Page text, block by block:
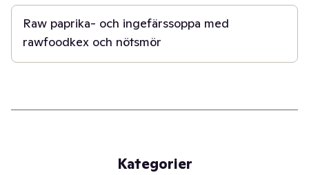
Raw paprika- och ingefärssoppa med
rawfoodkex och nötsmör
Kategorier